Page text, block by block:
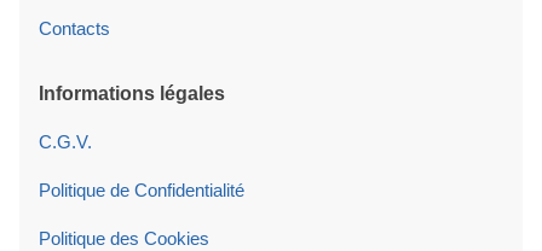
Contacts
Informations légales
C.G.V.
Politique de Confidentialité
Politique des Cookies